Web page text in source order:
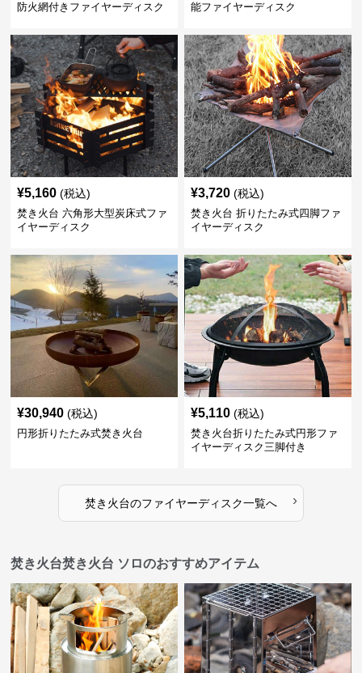
防火網付きファイヤーディスク
能ファイヤーディスク
¥5,160 (税込)
焚き火台 六角形大型炭床式ファ
イヤーディスク
¥3,720 (税込)
焚き火台 折りたたみ式四脚ファ
イヤーディスク
¥30,940 (税込)
円形折りたたみ式焚き火台
¥5,110 (税込)
焚き火台折りたたみ式円形ファ
イヤーディスク三脚付き
焚き火台のファイヤーディスク一覧へ ›
焚き火台焚き火台 ソロのおすすめアイテム